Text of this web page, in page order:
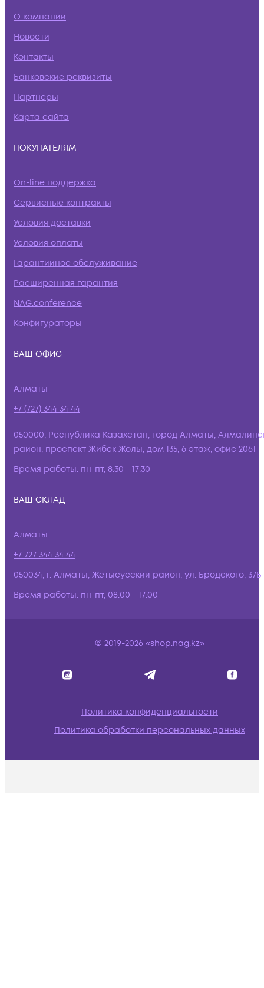
О компании
Новости
Контакты
Банковские реквизиты
Партнеры
Карта сайта
ПОКУПАТЕЛЯМ
On-line поддержка
Сервисные контракты
Условия доставки
Условия оплаты
Гарантийное обслуживание
Расширенная гарантия
NAG.conference
Конфигураторы
ВАШ ОФИС
Алматы
+7 (727) 344 34 44
050000, Республика Казахстан, город Алматы,
район, проспект Жибек Жолы, дом 135, 6 этаж, офис 2061
Время работы: пн-пт, 8:30 - 17:30
ВАШ СКЛАД
Алматы
+7 727 344 34 44
050034, г. Алматы, Жетысусский район, ул. Бродского, 37Б
Время работы: пн-пт, 08:00 - 17:00
© 2019-2026 «shop.nag.kz»
Политика конфиденциальности
Политика обработки персональных данных